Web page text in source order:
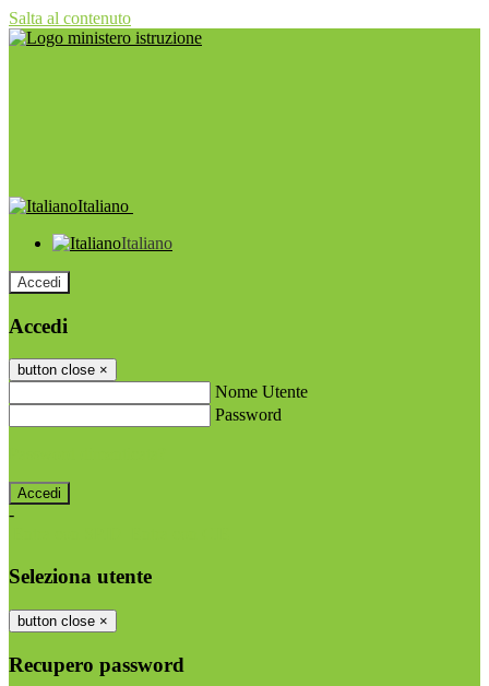
Salta al contenuto
Italiano
Italiano
Accedi
Accedi
button close ×
Nome Utente
Password
-
Seleziona utente
button close ×
Recupero password